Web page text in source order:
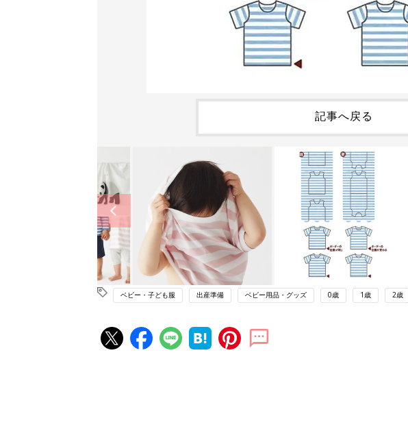
記事へ戻る
ベビー・子ども服 出産準備 ベビー用品・グッズ 0歳 1歳 2歳